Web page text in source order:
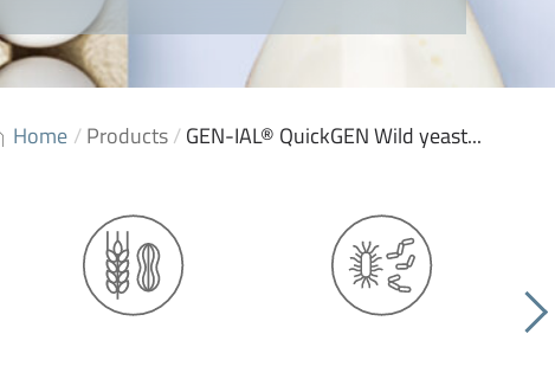
Home /Products/GEN-IAL® QuickGEN Wild yeast...